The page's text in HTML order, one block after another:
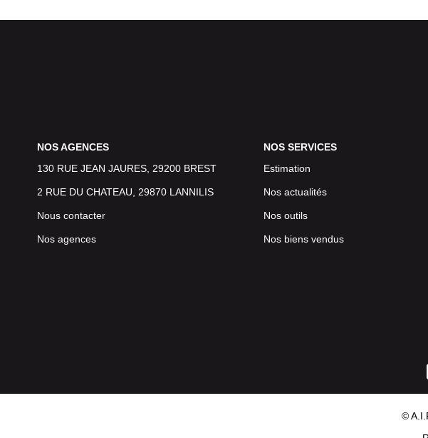
NOS AGENCES
130 RUE JEAN JAURES, 29200 BREST
2 RUE DU CHATEAU, 29870 LANNILIS
Nous contacter
Nos agences
NOS SERVICES
Estimation
Nos actualités
Nos outils
Nos biens vendus
©